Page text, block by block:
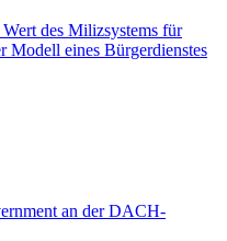
des Milizsystems für
Modell eines Bürgerdienstes
an der DACH-